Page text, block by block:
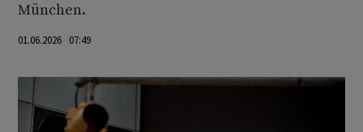
München.
01.06.2026 07:49